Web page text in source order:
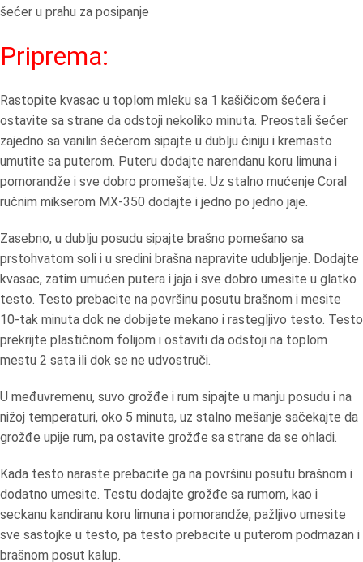
šećer u prahu za posipanje
Priprema:
Rastopite kvasac u toplom mleku sa 1 kašičicom šećera i
ostavite sa strane da odstoji nekoliko minuta. Preostali šećer
zajedno sa vanilin šećerom sipajte u dublju činiju i kremasto
umutite sa puterom. Puteru dodajte narendanu koru limuna i
pomorandže i sve dobro promešajte. Uz stalno mućenje Coral
ručnim mikserom MX-350 dodajte i jedno po jedno jaje.
Zasebno, u dublju posudu sipajte brašno pomešano sa
prstohvatom soli i u sredini brašna napravite udubljenje. Dodajte
kvasac, zatim umućen putera i jaja i sve dobro umesite u glatko
testo. Testo prebacite na površinu posutu brašnom i mesite
10-tak minuta dok ne dobijete mekano i rastegljivo testo. Testo
prekrijte plastičnom folijom i ostaviti da odstoji na toplom
mestu 2 sata ili dok se ne udvostruči.
U međuvremenu, suvo grožđe i rum sipajte u manju posudu i na
nižoj temperaturi, oko 5 minuta, uz stalno mešanje sačekajte da
grožđe upije rum, pa ostavite grožđe sa strane da se ohladi.
Kada testo naraste prebacite ga na površinu posutu brašnom i
dodatno umesite. Testu dodajte grožđe sa rumom, kao i
seckanu kandiranu koru limuna i pomorandže, pažljivo umesite
sve sastojke u testo, pa testo prebacite u puterom podmazan i
brašnom posut kalup.